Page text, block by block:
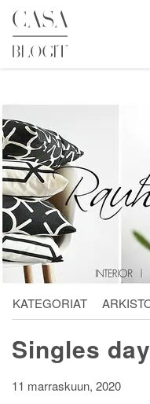
Skip
content
KATEGORIAT
Singles
11 marraskuun, 2020